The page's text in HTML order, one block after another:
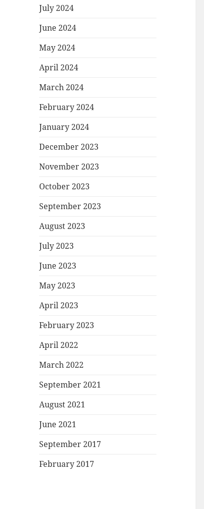
July 2024
June 2024
May 2024
April 2024
March 2024
February 2024
January 2024
December 2023
November 2023
October 2023
September 2023
August 2023
July 2023
June 2023
May 2023
April 2023
February 2023
April 2022
March 2022
September 2021
August 2021
June 2021
September 2017
February 2017